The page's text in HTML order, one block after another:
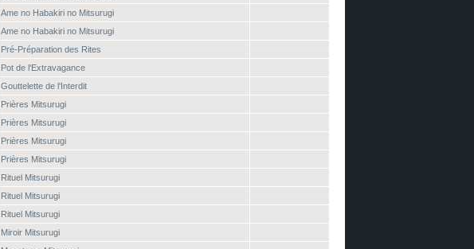
Ame no Habakiri no Mitsurugi
Ame no Habakiri no Mitsurugi
Pré-Préparation des Rites
Pot de l'Extravagance
Gouttelette de l'Interdit
Prières Mitsurugi
Prières Mitsurugi
Prières Mitsurugi
Prières Mitsurugi
Rituel Mitsurugi
Rituel Mitsurugi
Rituel Mitsurugi
Miroir Mitsurugi